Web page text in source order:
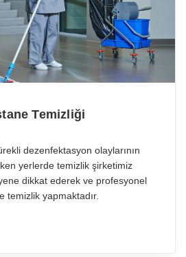
Temizliği
dezenfektasyon olaylarının
yerlerde temizlik şirketimiz
dikkat ederek ve profesyonel
temizlik yapmaktadır.